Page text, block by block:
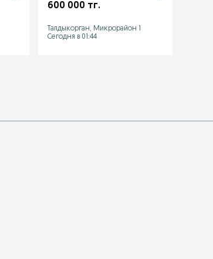
600 000 тг.
Талдыкорган, Микрорайон 1
Сегодня в 01:44